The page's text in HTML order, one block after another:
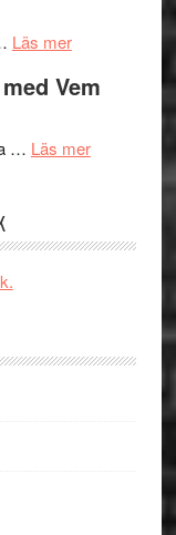
Scensommar
Artipelag
samtal
teater
Läs merom
The
´s
och
Jackie
Vem
… Läs merom
synas
Vem